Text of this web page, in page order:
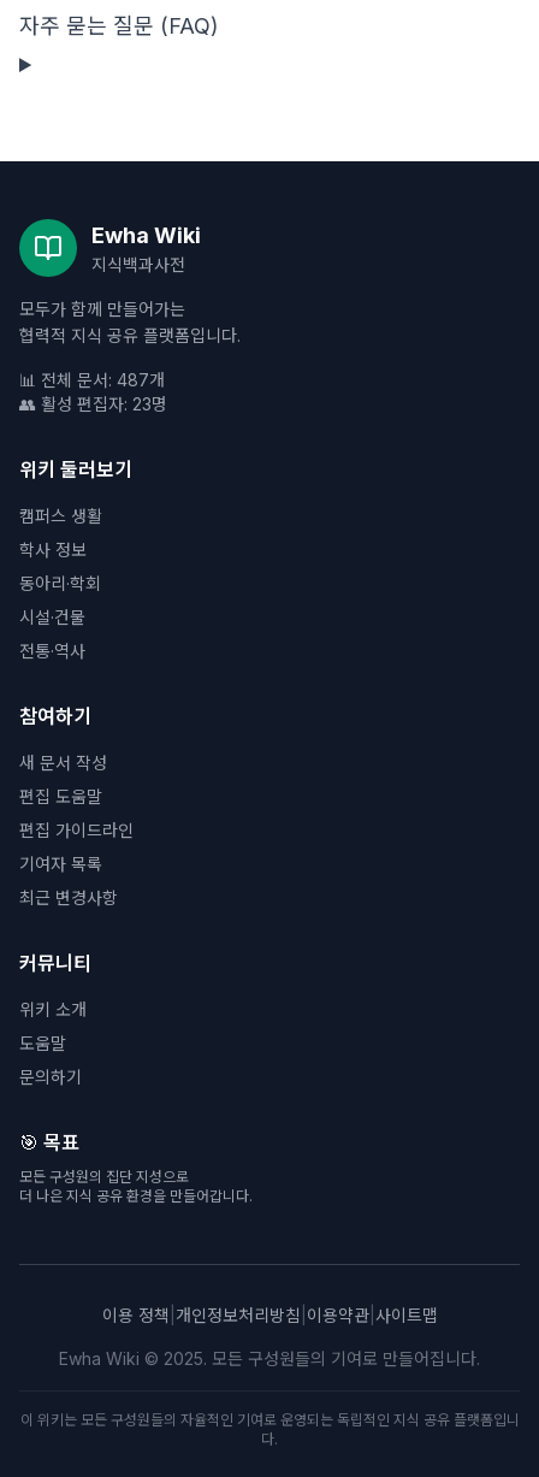
자주 묻는 질문 (FAQ)
Ewha Wiki
지식백과사전
모두가 함께 만들어가는
협력적 지식 공유 플랫폼입니다.
📊 전체 문서: 487개
👥 활성 편집자: 23명
위키 둘러보기
캠퍼스 생활
학사 정보
동아리·학회
시설·건물
전통·역사
참여하기
새 문서 작성
편집 도움말
편집 가이드라인
기여자 목록
최근 변경사항
커뮤니티
위키 소개
도움말
문의하기
🎯 목표
모든 구성원의 집단 지성으로
더 나은 지식 공유 환경을 만들어갑니다.
이용 정책 개인정보처리방침 이용약관| 사이트맵
Ewha Wiki © 2025. 모든 구성원들의 기여로 만들어집니다.
이 위키는 모든 구성원들의 자율적인 기여로 운영되는 독립적인 지식 공유 플랫폼입니
다.